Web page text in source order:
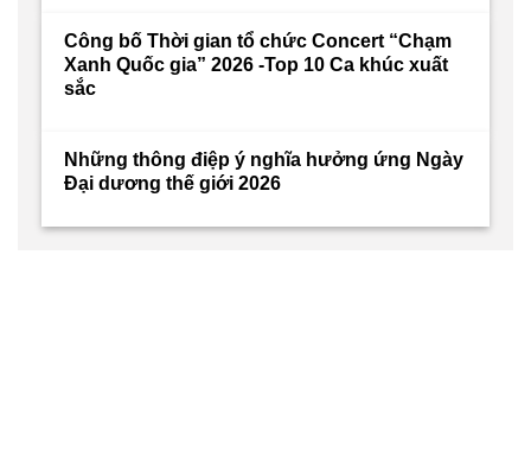
Công bố Thời gian tổ chức Concert “Chạm
Xanh Quốc gia” 2026 -Top 10 Ca khúc xuất
sắc
Những thông điệp ý nghĩa hưởng ứng Ngày
Đại dương thế giới 2026